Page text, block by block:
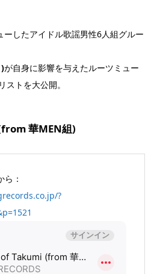
したアイドル歌謡男性6人組グルー
が自身に影響を与えたルーツミュー
ストを大公開。
華MEN組)
：
?